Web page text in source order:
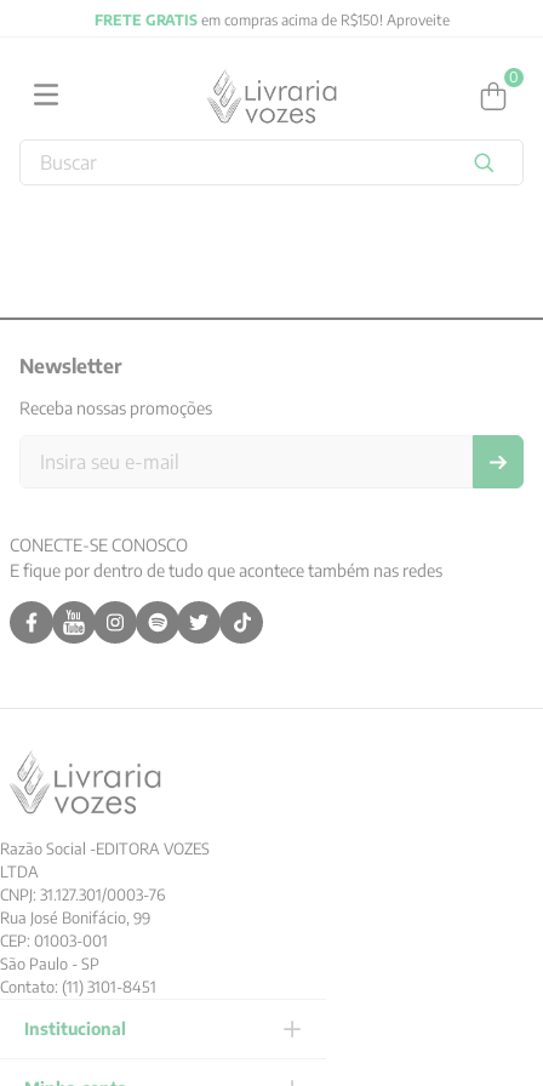
FRETE GRATISem compras acima de R$150! Aproveite
0
Buscar
Newsletter
Receba nossas promoções
CONECTE-SE CONOSCO
E fique por dentro de tudo que acontece também nas redes
Razão Social -EDITORA VOZES
LTDA
CNPJ: 31.127.301/0003-76
Rua José Bonifácio, 99
CEP: 01003-001
São Paulo - SP
Contato: (11) 3101-8451
Institucional
3º filosofia
4º jung
5º byung chul han
8 º
9º aristoteles
10º psicologia